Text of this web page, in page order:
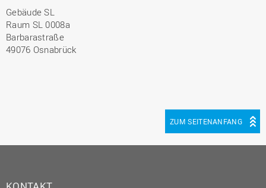
Gebäude SL
Raum SL 0008a
Barbarastraße
49076 Osnabrück
ZUM SEITENANFANG